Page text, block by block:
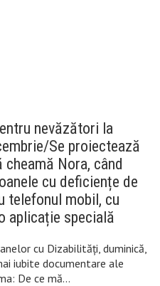
nevăzători la
Se proiectează
cheamă Nora, când
cu deficiențe de
telefonul mobil, cu
aplicație specială
cu Dizabilități, duminică,
iubite documentare ale
De ce mă…